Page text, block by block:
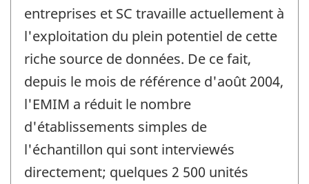
entreprises et SC travaille actuellement à
l'exploitation du plein potentiel de cette
riche source de données. De ce fait,
depuis le mois de référence d'août 2004,
l'EMIM a réduit le nombre
d'établissements simples de
l'échantillon qui sont interviewés
directement; quelques 2 500 unités